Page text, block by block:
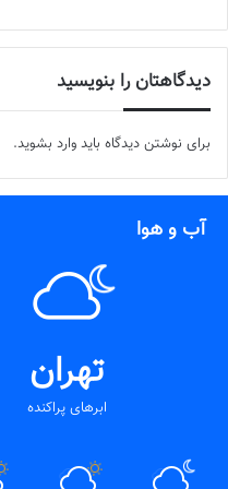
دیدگاهتان را بنویسید
برای نوشتن دیدگاه باید وارد بشوید.
آب و هوا
تهران
ابرهای پراکنده